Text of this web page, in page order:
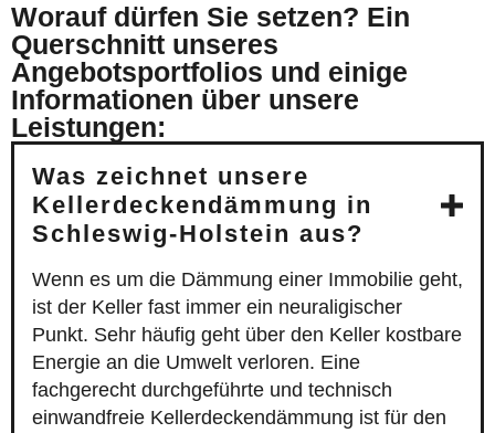
Worauf dürfen Sie setzen? Ein
Querschnitt unseres
Angebotsportfolios und einige
Informationen über unsere
Leistungen:
Was zeichnet unsere
Kellerdeckendämmung in
Schleswig-Holstein aus?
Wenn es um die Dämmung einer Immobilie geht,
ist der Keller fast immer ein neuraligischer
Punkt. Sehr häufig geht über den Keller kostbare
Energie an die Umwelt verloren. Eine
fachgerecht durchgeführte und technisch
einwandfreie Kellerdeckendämmung ist für den